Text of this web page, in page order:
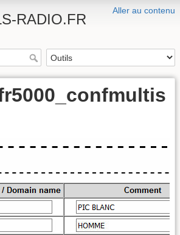
Aller au contenu
RADIO.FR